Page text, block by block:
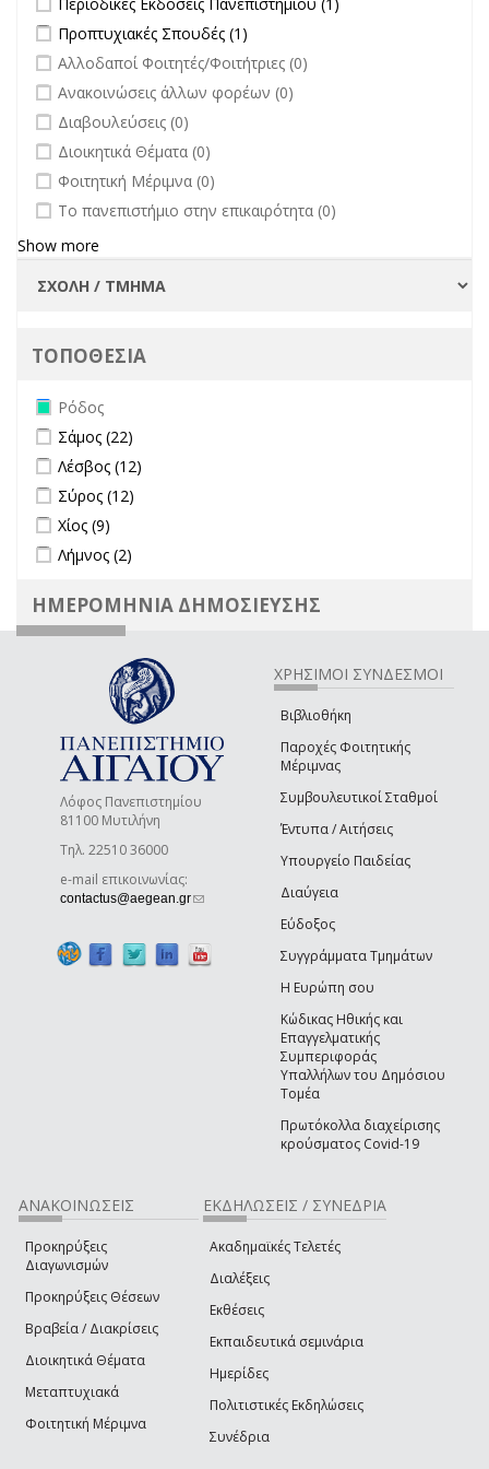
Οργάνων filter
Περιοδικές Εκδόσεις Πανεπιστημίου (1)
Apply Προπτυχιακές Σπουδές filter
Προπτυχιακές Σπουδές (1)
undefined
Αλλοδαποί Φοιτητές/Φοιτήτριες (0)
undefined
Ανακοινώσεις άλλων φορέων (0)
undefined
Διαβουλεύσεις (0)
undefined
Διοικητικά Θέματα (0)
undefined
Φοιτητική Μέριμνα (0)
undefined
Το πανεπιστήμιο στην επικαιρότητα (0)
Show more
ΤΟΠΟΘΕΣΙΑ
Remove Ρόδος filter
Ρόδος
Apply Σάμος filter
Σάμος (22)
Apply Λέσβος filter
Λέσβος (12)
Apply Σύρος filter
Σύρος (12)
Apply Χίος filter
Χίος (9)
Apply Λήμνος filter
Λήμνος (2)
ΗΜΕΡΟΜΗΝΙΑ ΔΗΜΟΣΙΕΥΣΗΣ
Λόφος Πανεπιστημίου
81100 Μυτιλήνη
Τηλ. 22510 36000
e-mail επικοινωνίας:
contactus@aegean.gr(link sends e-mail)
ΧΡΗΣΙΜΟΙ ΣΥΝΔΕΣΜΟΙ
Βιβλιοθήκη
Παροχές Φοιτητικής
Μέριμνας
Συμβουλευτικοί Σταθμοί
Έντυπα / Αιτήσεις
Υπουργείο Παιδείας
Διαύγεια
Εύδοξος
Συγγράμματα Τμημάτων
Η Ευρώπη σου
Κώδικας Ηθικής και
Επαγγελματικής
Συμπεριφοράς
Υπαλλήλων του Δημόσιου
Τομέα
Πρωτόκολλα διαχείρισης
κρούσματος Covid-19
ΑΝΑΚΟΙΝΩΣΕΙΣ
Προκηρύξεις
Διαγωνισμών
Προκηρύξεις Θέσεων
Βραβεία / Διακρίσεις
Διοικητικά Θέματα
Μεταπτυχιακά
Φοιτητική Μέριμνα
ΕΚΔΗΛΩΣΕΙΣ / ΣΥΝΕΔΡΙΑ
Ακαδημαϊκές Τελετές
Διαλέξεις
Εκθέσεις
Εκπαιδευτικά σεμινάρια
Ημερίδες
Πολιτιστικές Εκδηλώσεις
Συνέδρια